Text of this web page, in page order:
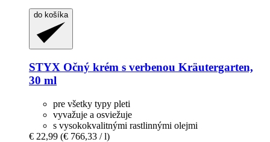
do košíka
STYX Očný krém s verbenou Kräutergarten,
30 ml
pre všetky typy pleti
vyvažuje a osviežuje
s vysokokvalitnými rastlinnými olejmi
€ 22,99 (€ 766,33 / l)